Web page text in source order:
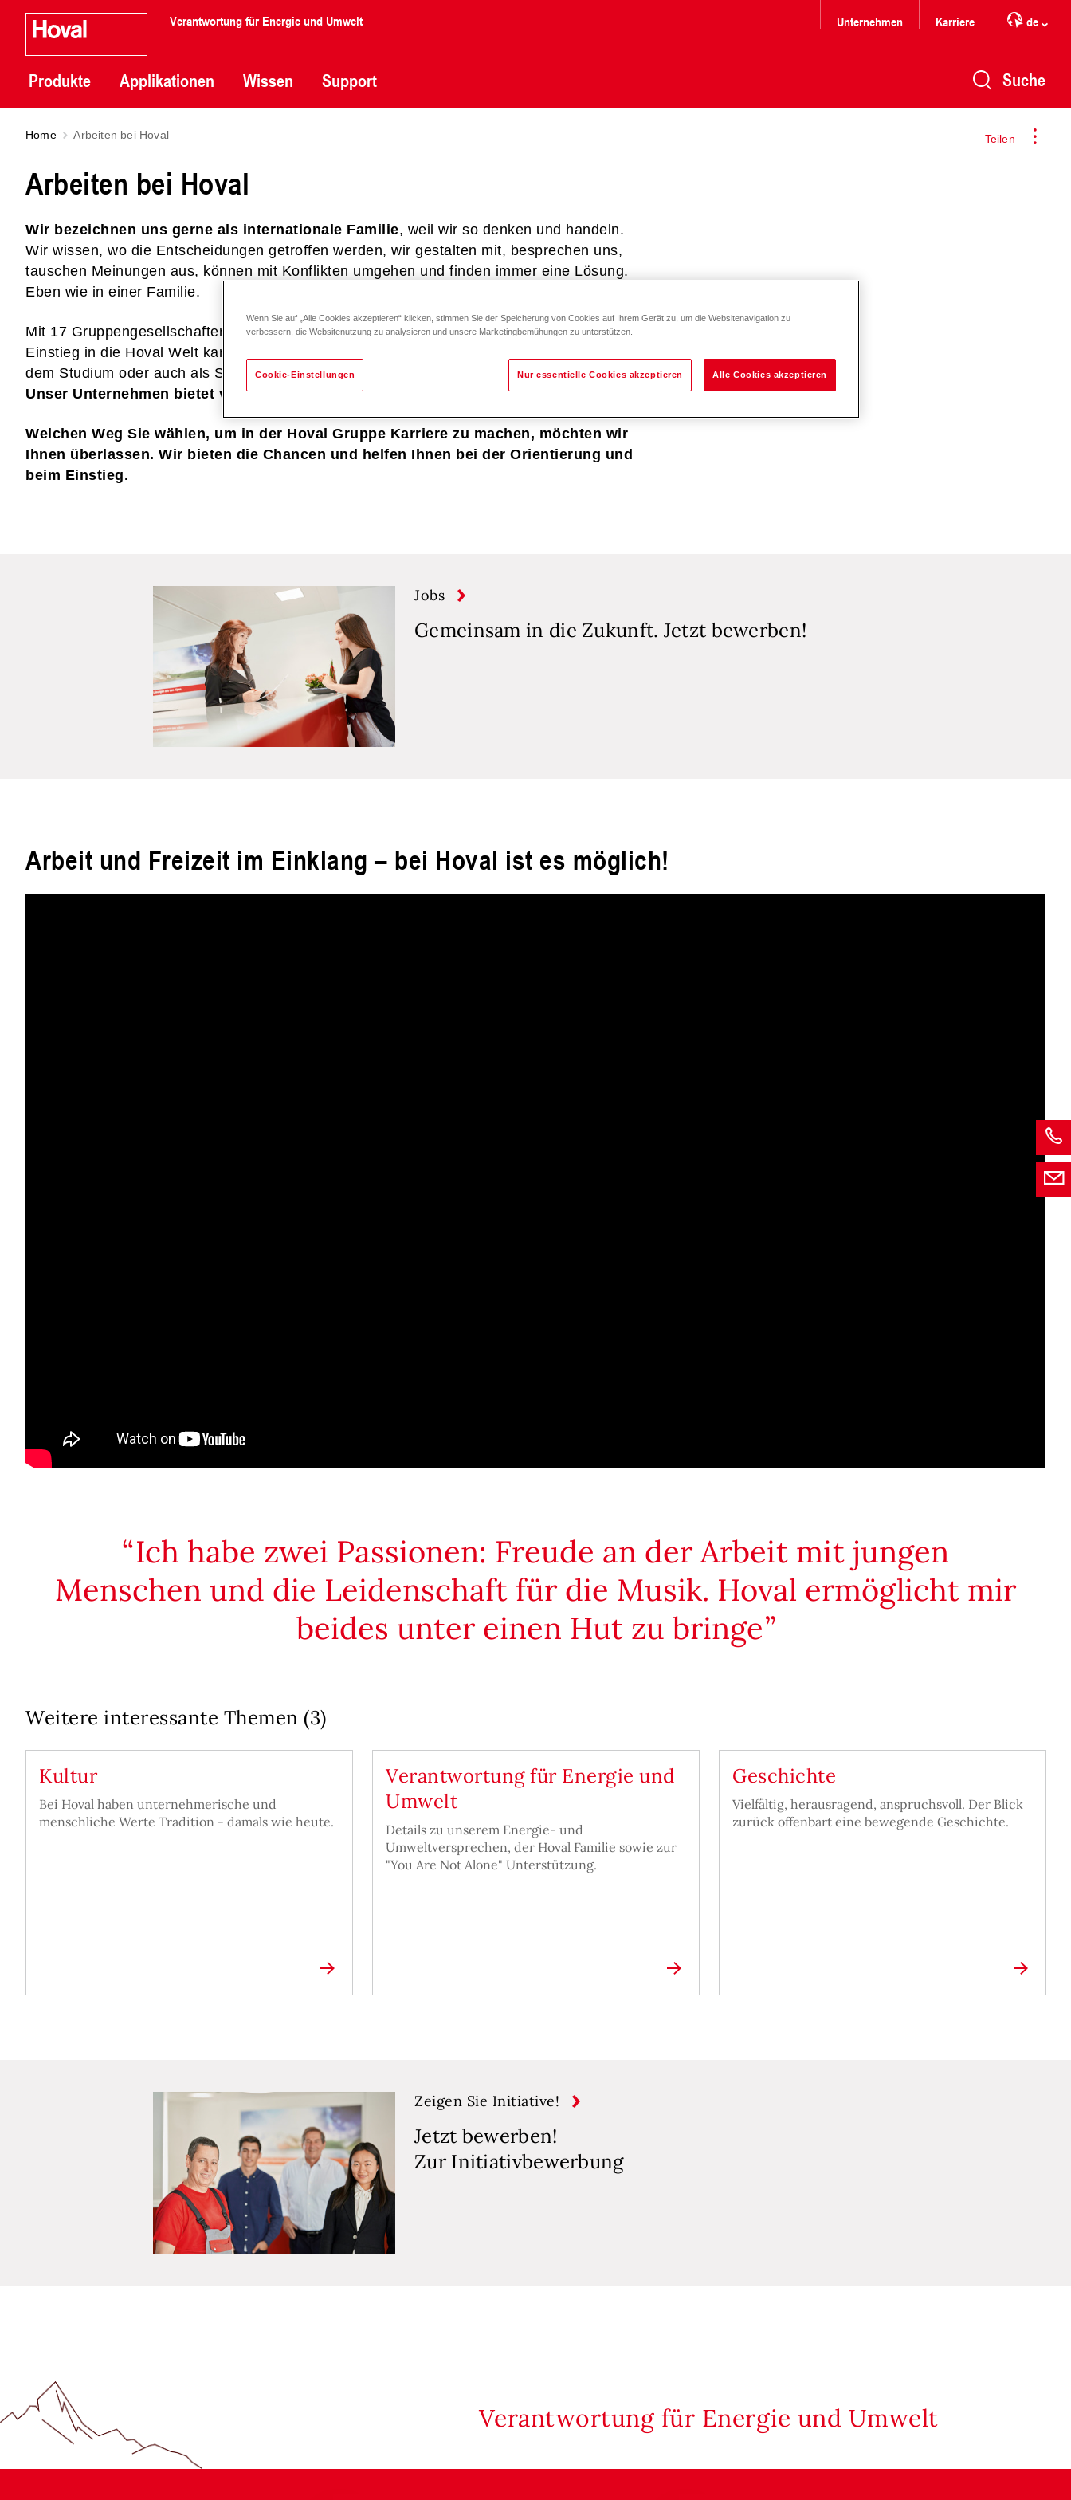
Verantwortung für Energie und Umwelt
Produkte Applikationen Wissen Support
Unternehmen Karriere de
Suche
Teilen
Home Arbeiten bei Hoval
Arbeiten bei Hoval
Wir bezeichnen uns gerne als internationale Familie, weil wir so denken und handeln.
Wir wissen, wo die Entscheidungen getroffen werden, wir gestalten mit, besprechen uns,
tauschen Meinungen aus, können mit Konflikten umgehen und finden immer eine Lösung.
Eben wie in einer Familie.
Mit 17 Gruppengesellschaften steht Interessierten das internationale Parkett offen. Der
Einstieg in die Hoval Welt kann über den
dem Studium oder auch als Senior mit viel Erfahrung und Kompetenz erfolgen.
Unser Unternehmen bietet viele Möglichkeiten.
Welchen Weg Sie wählen, um in der Hoval Gruppe Karriere zu machen, möchten wir
Ihnen überlassen. Wir bieten die Chancen und helfen Ihnen bei der Orientierung und
beim Einstieg.
Jobs
Gemeinsam in die Zukunft. Jetzt bewerben!
Arbeit und Freizeit im Einklang – bei Hoval ist es möglich!
Ich habe zwei Passionen: Freude an der Arbeit mit jungen
Menschen und die Leidenschaft für die Musik. Hoval ermöglicht mir
beides unter einen Hut zu bringe
Weitere interessante Themen (3)
Kultur
Bei Hoval haben unternehmerische und
menschliche Werte Tradition - damals wie heute.
Verantwortung für Energie und
Umwelt
Details zu unserem Energie- und
Umweltversprechen, der Hoval Familie sowie zur
"You Are Not Alone" Unterstützung.
Geschichte
Vielfältig, herausragend, anspruchsvoll. Der Blick
zurück offenbart eine bewegende Geschichte.
Zeigen Sie Initiative!
Jetzt bewerben!
Zur Initiativbewerbung
Verantwortung für Energie und Umwelt
Wenn Sie auf „Alle Cookies akzeptieren“ klicken, stimmen Sie der Speicherung von Cookies auf Ihrem Gerät zu, um die Websitenavigation zu
verbessern, die Websitenutzung zu analysieren und unsere Marketingbemühungen zu unterstützen.
Cookie-Einstellungen Nur essentielle Cookies akzeptieren Alle Cookies akzeptieren